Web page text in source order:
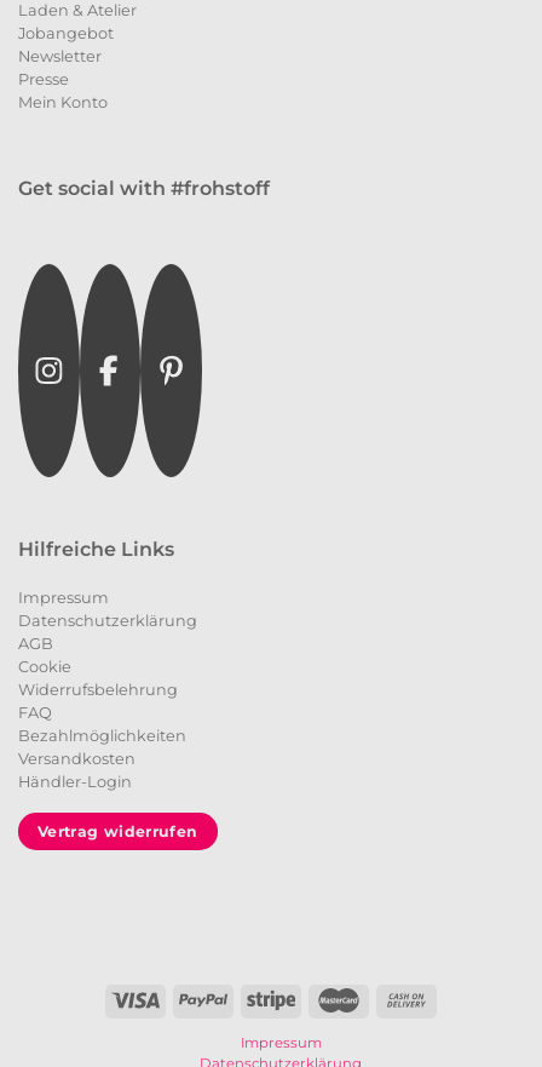
Laden & Atelier
Jobangebot
Newsletter
Presse
Mein Konto
Get social with #frohstoff
InstagramFacebookPinterest
Hilfreiche Links
Impressum
Datenschutzerklärung
AGB
Cookie
Widerrufsbelehrung
FAQ
Bezahlmöglichkeiten
Versandkosten
Händler-Login
Vertrag widerrufen
Impressum